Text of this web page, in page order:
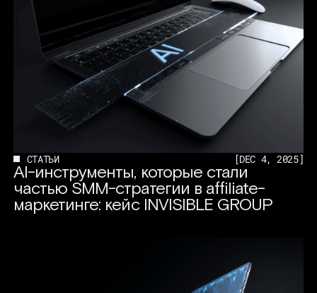
СТАТЬИ [DEC 4, 2025]
AI-инструменты, которые стали
частью SMM-стратегии в affiliate-
маркетинге: кейс INVISIBLE GROUP